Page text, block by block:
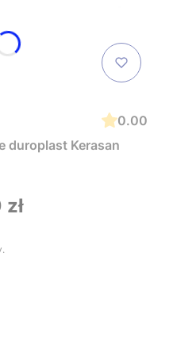
0.00
duroplast Kerasan